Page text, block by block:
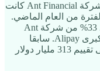
ذكرت شركة علي بابا ان حصتها من أرباح شركة Ant Financial كانت
83% عن نفس الفترة من العام الماضي.
الجدير بالذكر ان شركة علي بابا تملك فقط 33% من شركة Ant
Financial والتي تملك شركة المدفوعات الكبرى Alipay. سابقا
شركة Ant Financial كانت تنوي الطرح على تقييم 313 مليار دولار